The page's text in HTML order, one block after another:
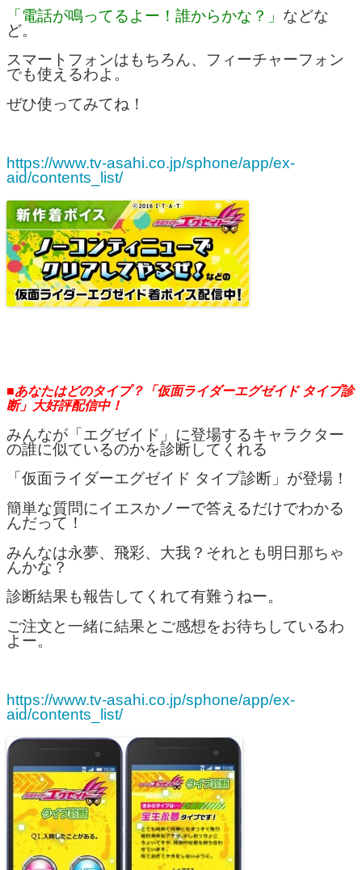
「電話が鳴ってるよー！誰からかな？」 などな
ど。
スマートフォンはもちろん、フィーチャーフォン
でも使えるわよ。
ぜひ使ってみてね！
https://www.tv-asahi.co.jp/sphone/app/ex-
aid/contents_list/
■あなたはどのタイプ？「仮面ライダーエグゼイド タイプ診
断」大好評配信中！
みんなが「エグゼイド」に登場するキャラクター
の誰に似ているのかを診断してくれる
「仮面ライダーエグゼイド タイプ診断」が登場！
簡単な質問にイエスかノーで答えるだけでわかる
んだって！
みんなは永夢、飛彩、大我？それとも明日那ちゃ
んかな？
診断結果も報告してくれて有難うねー。
ご注文と一緒に結果とご感想をお待ちしているわ
よー。
https://www.tv-asahi.co.jp/sphone/app/ex-
aid/contents_list/